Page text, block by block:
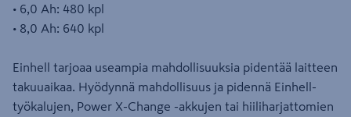
• 6,0 Ah: 480 kpl
• 8,0 Ah: 640 kpl
Einhell tarjoaa useampia mahdollisuuksia pidentää laitteen
takuuaikaa. Hyödynnä mahdollisuus ja pidennä Einhell-
työkalujen, Power X-Change -akkujen tai hiiliharjattomien